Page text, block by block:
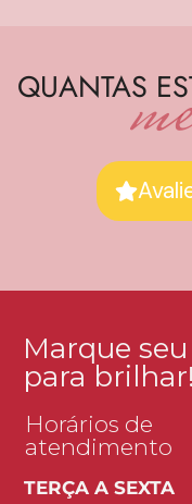
QUANTAS
Marque
para brilhar!
Horários de
atendimento
TERÇA A SEXTA